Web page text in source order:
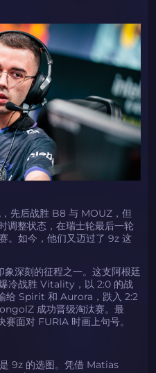
先后战胜 B8 与 MOUZ，但
调整状态，在瑞士轮最后一轮
。如今，他们又迈过了 9z 这
深刻的征程之一。这支阿根廷
冷战胜 Vitality，以 2:0 的战
给 Spirit 和 Aurora，跌入 2:2
成功晋级淘汰赛。最
面对 FURIA 时画上句号。
9z 的选图。凭借 Matias